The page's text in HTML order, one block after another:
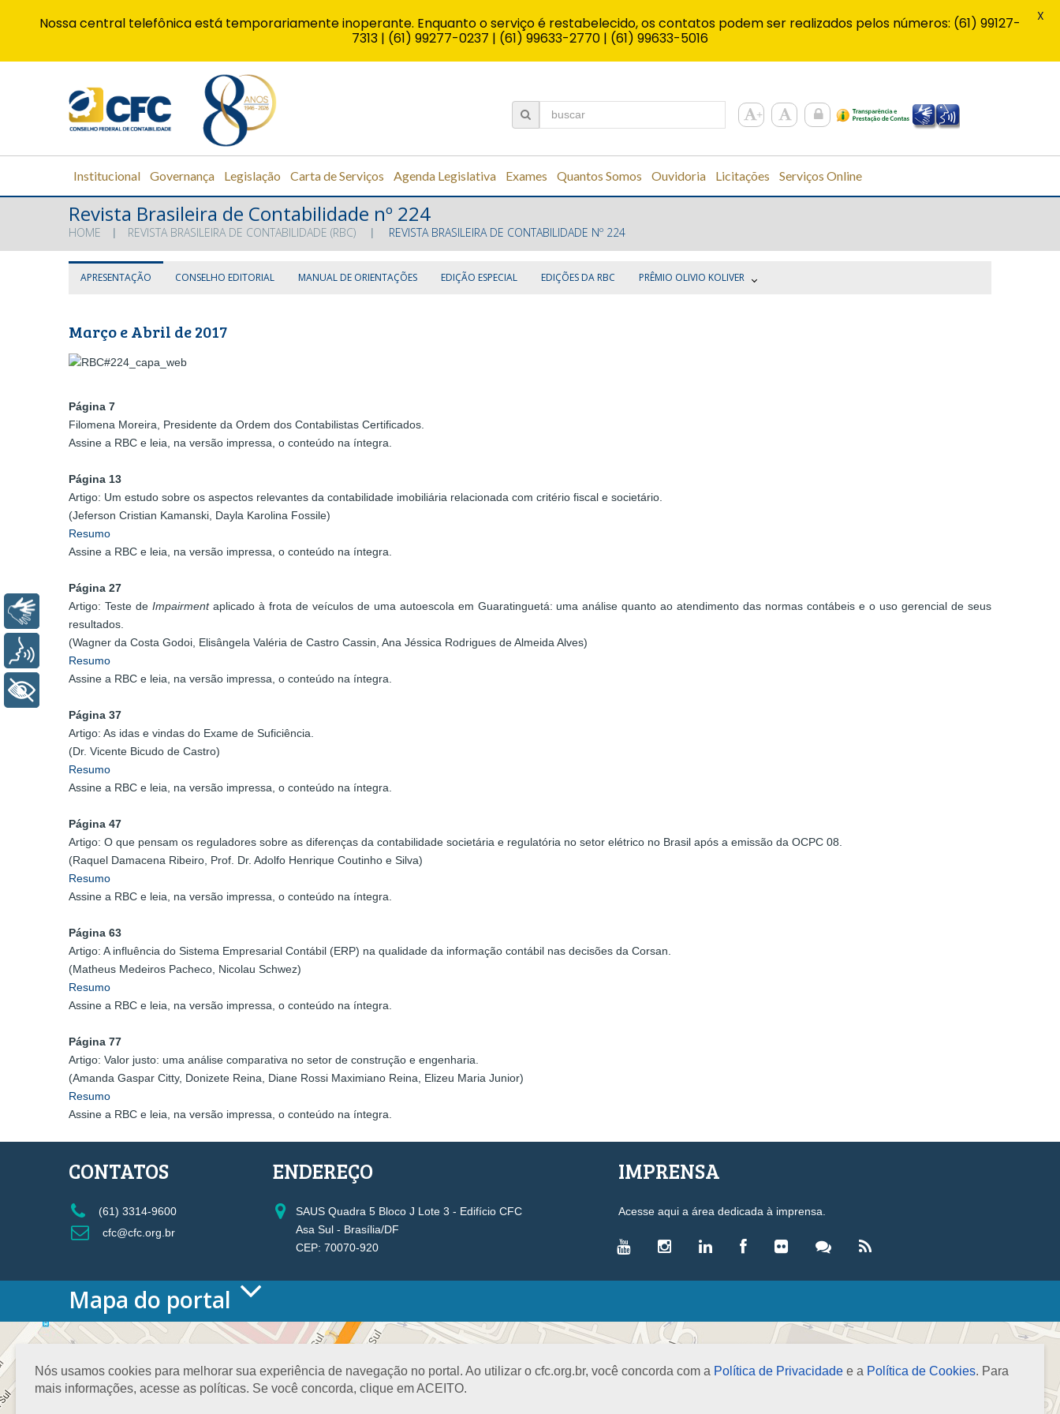
Institucional Governança Legislação Carta de Serviços Agenda Legislativa Exames Quantos Somos Ouvidoria Licitações Serviços Online
Revista Brasileira de Contabilidade nº 224
HOME REVISTA BRASILEIRA DE CONTABILIDADE (RBC) REVISTA BRASILEIRA DE CONTABILIDADE Nº 224
APRESENTAÇÃO CONSELHO EDITORIAL MANUAL DE ORIENTAÇÕES EDIÇÃO ESPECIAL EDIÇÕES DA RBC PRÊMIO OLIVIO KOLIVER
Março e Abril de 2017
Página 7
Filomena Moreira, Presidente da Ordem dos Contabilistas Certificados.
Assine a RBC e leia, na versão impressa, o conteúdo na íntegra.
Página 13
Artigo: Um estudo sobre os aspectos relevantes da contabilidade imobiliária relacionada com critério fiscal e societário.
(Jeferson Cristian Kamanski, Dayla Karolina Fossile)
Resumo
Assine a RBC e leia, na versão impressa, o conteúdo na íntegra.
Página 27
Artigo: Teste de Impairmentaplicado à frota de veículos de uma autoescola em Guaratinguetá: uma análise quanto ao atendimento das normas contábeis e o uso gerencial de seus
resultados.
(Wagner da Costa Godoi, Elisângela Valéria de Castro Cassin, Ana Jéssica Rodrigues de Almeida Alves)
Resumo
Assine a RBC e leia, na versão impressa, o conteúdo na íntegra.
Página 37
Artigo: As idas e vindas do Exame de Suficiência.
(Dr. Vicente Bicudo de Castro)
Resumo
Assine a RBC e leia, na versão impressa, o conteúdo na íntegra.
Página 47
Artigo: O que pensam os reguladores sobre as diferenças da contabilidade societária e regulatória no setor elétrico no Brasil após a emissão da OCPC 08.
(Raquel Damacena Ribeiro, Prof. Dr. Adolfo Henrique Coutinho e Silva)
Resumo
Assine a RBC e leia, na versão impressa, o conteúdo na íntegra.
Página 63
Artigo: A influência do Sistema Empresarial Contábil (ERP) na qualidade da informação contábil nas decisões da Corsan.
(Matheus Medeiros Pacheco, Nicolau Schwez)
Resumo
Assine a RBC e leia, na versão impressa, o conteúdo na íntegra.
Página 77
Artigo: Valor justo: uma análise comparativa no setor de construção e engenharia.
(Amanda Gaspar Citty, Donizete Reina, Diane Rossi Maximiano Reina, Elizeu Maria Junior)
Resumo
Assine a RBC e leia, na versão impressa, o conteúdo na íntegra.
Nós usamos cookies para melhorar sua experiência de navegação no portal. Ao utilizar o cfc.org.br, você concorda com a Política de Privacidade e a Política de Cookies. Para
mais informações, acesse as políticas. Se você concorda, clique em ACEITO.
CONTATOS
(61) 3314-9600
cfc@cfc.org.br
ENDEREÇO
SAUS Quadra 5 Bloco J Lote 3 - Edifício CFC
Asa Sul - Brasília/DF
CEP: 70070-920
IMPRENSA
Acesse aqui a área dedicada à imprensa.
Mapa do portal
HOME
O CONSELHO
Conselho Diretor
Nossa Sede
Planejamento
VICE-PRESIDÊNCIAS
Administrativa
Controle Interno
Desenvolvimento Profissional
LEGISLAÇÃO
Leis
Decretos-Lei
Nossa central telefônica está temporariamente inoperante. Enquanto o serviço é restabelecido, os contatos podem ser realizados pelos números: (61) 99127-
7313 | (61) 99277-0237 | (61) 99633-2770 | (61) 99633-5016
X
Libras
Voz